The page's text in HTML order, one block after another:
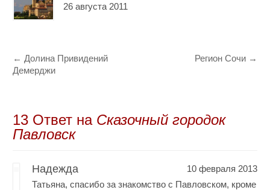
26 августа 2011
← Долина Привидений
Демерджи
Регион Сочи →
13 Oтвет на Сказочный городок
Павловск
Надежда
10 февраля 2013
Татьяна, спасибо за знакомство с Павловском, кроме